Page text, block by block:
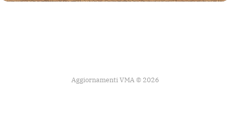
Aggiornamenti VMA © 2026